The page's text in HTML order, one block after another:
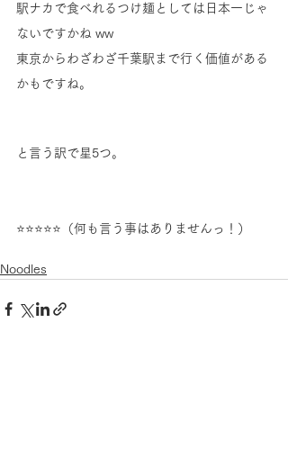
駅ナカで食べれるつけ麺としては日本一じゃ
ないですかね ww
東京からわざわざ千葉駅まで行く価値がある
かもですね。
と言う訳で星5つ。
⭐⭐⭐⭐⭐（何も言う事はありませんっ！）
Noodles